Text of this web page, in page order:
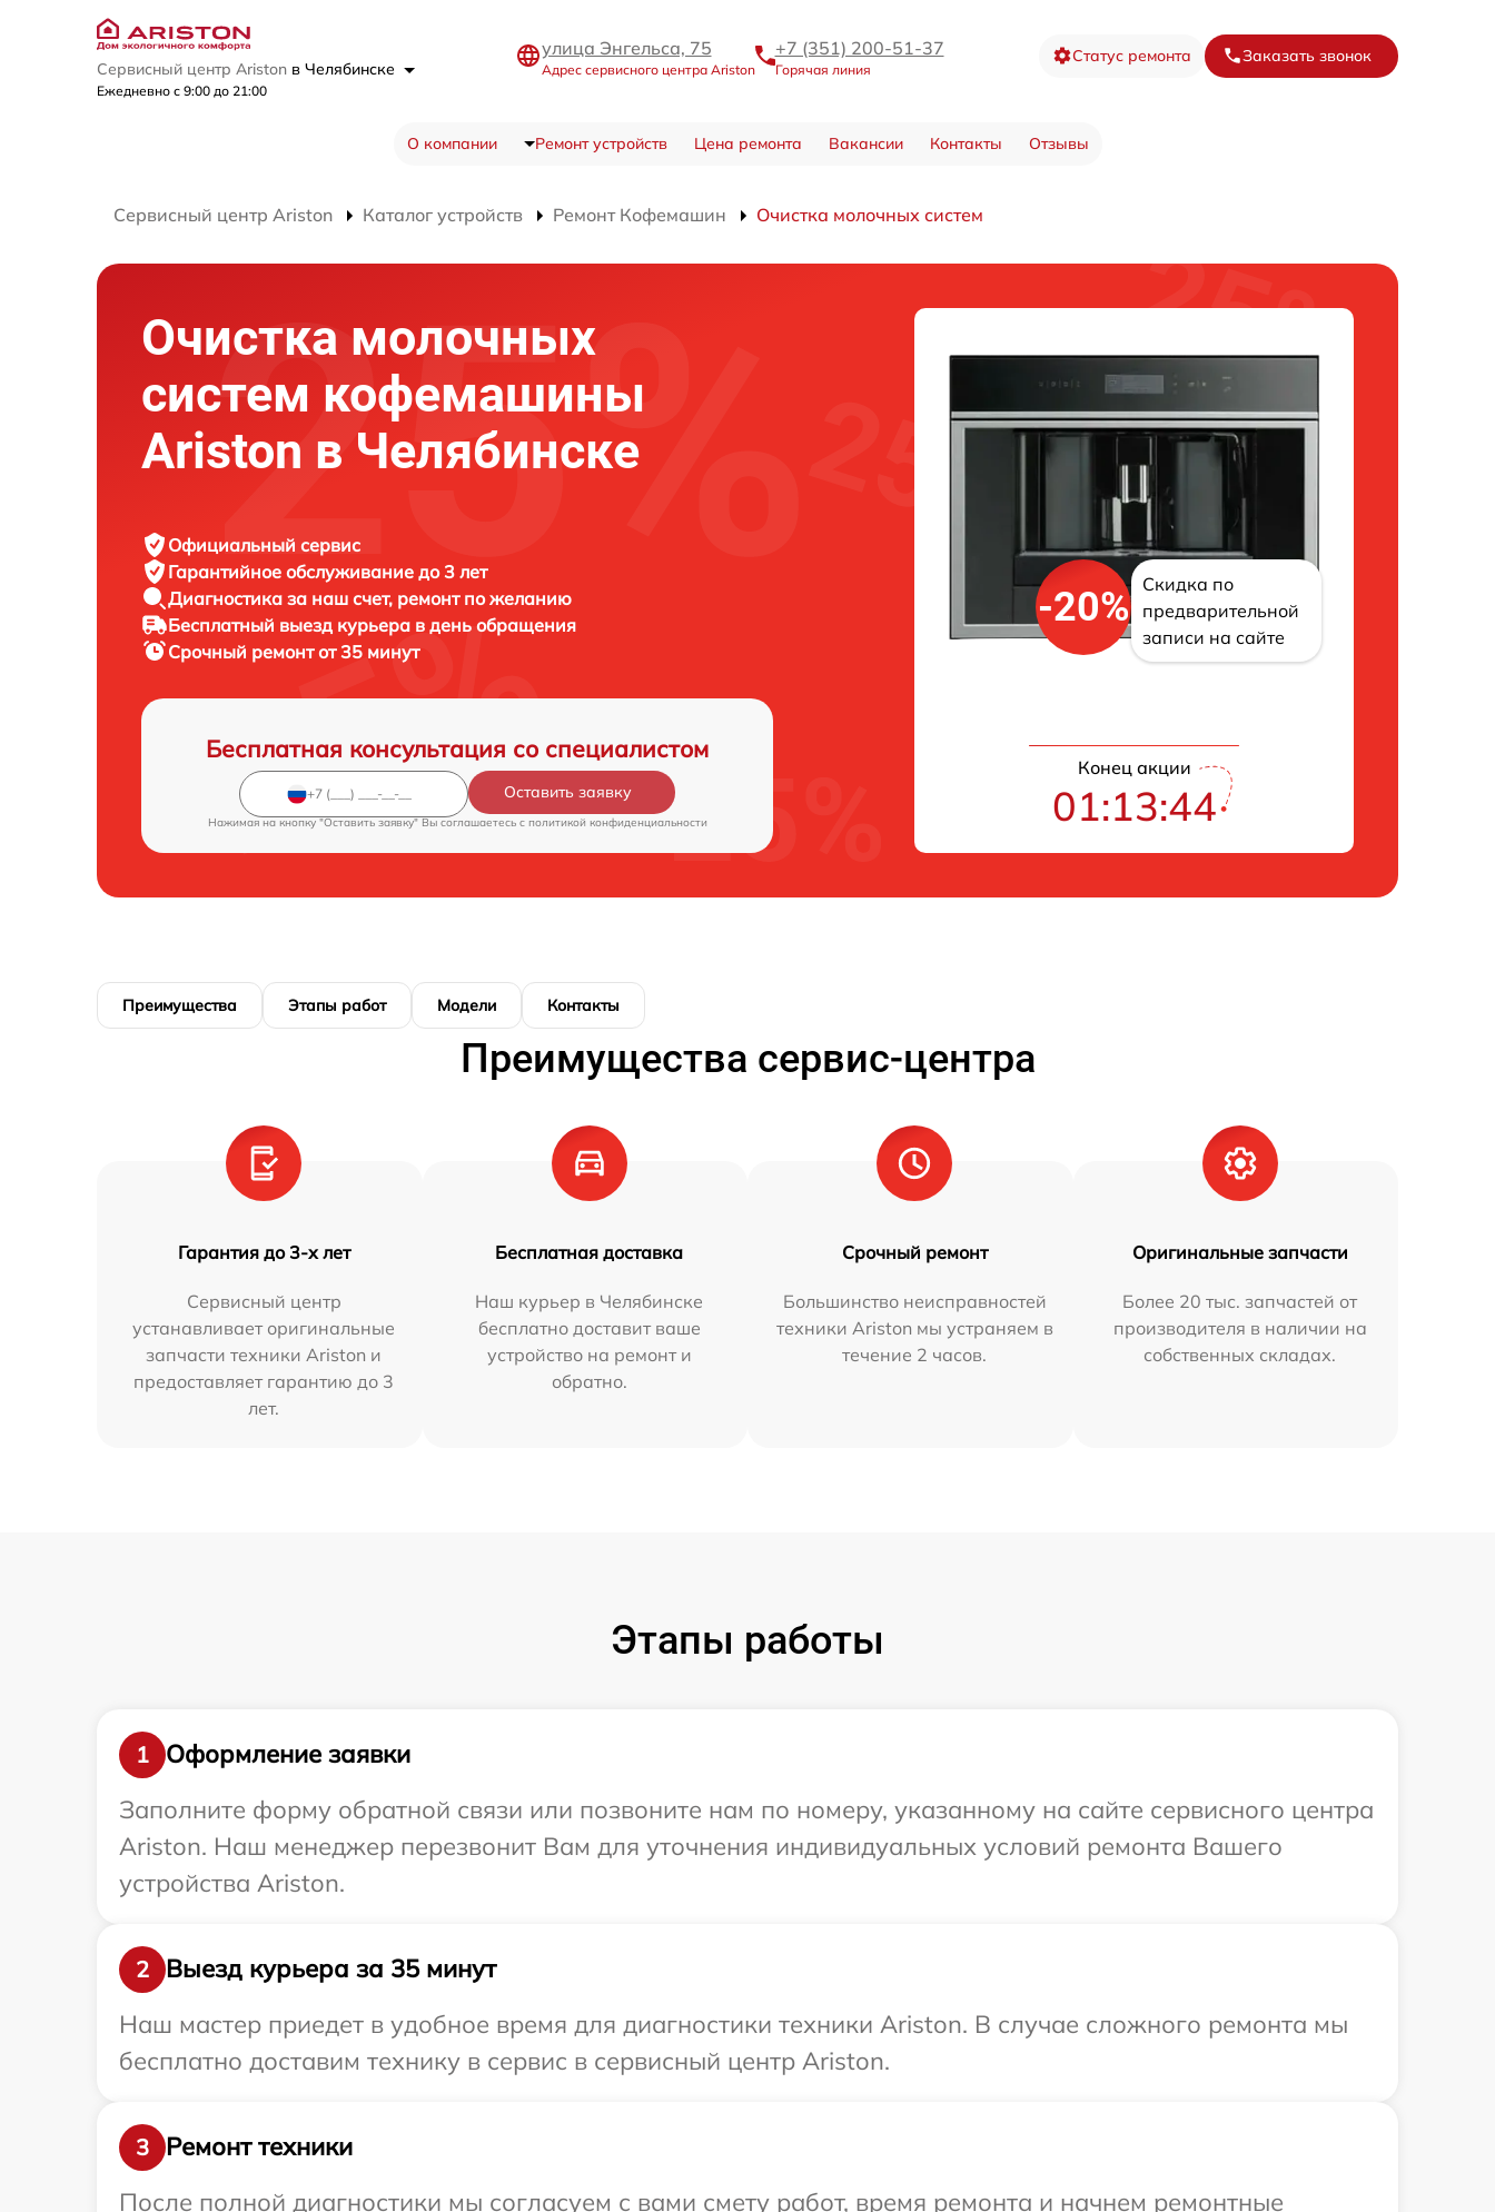
Сервисный центр Ariston в Челябинске
Ежедневно с 9:00 до 21:00
улица Энгельса, 75
Адрес сервисного центра Ariston
+7 (351) 200-51-37
Горячая линия
Статус ремонта Заказать звонок
О компании Ремонт устройств Цена ремонта Вакансии Контакты Отзывы
Сервисный центр Ariston Каталог устройств Ремонт Кофемашин Очистка молочных систем
Очистка молочных
систем кофемашины
Ariston в Челябинске
Официальный сервис
Гарантийное обслуживание до 3 лет
Диагностика за наш счет, ремонт по желанию
Бесплатный выезд курьера в день обращения
Срочный ремонтот 35 минут
Бесплатная консультация со специалистом
Оставить заявку
Нажимая на кнопку "Оставить заявку" Вы соглашаетесь c политикой конфиденциальности
-20%
Скидка по
предварительной
записи на сайте
Конец акции
01:13:43
Преимущества Этапы работ Модели Контакты
Преимущества сервис-центра
Гарантия до 3-х лет
Сервисный центр
устанавливает оригинальные
запчасти техники Ariston и
предоставляет гарантию до 3
лет.
Бесплатная доставка
Наш курьер в Челябинске
бесплатно доставит ваше
устройство на ремонт и
обратно.
Срочный ремонт
Большинство неисправностей
техники Ariston мы устраняем в
течение 2 часов.
Оригинальные запчасти
Более 20 тыс. запчастей от
производителя в наличии на
собственных складах.
Этапы работы
1
Оформление заявки
Заполните форму обратной связи или позвоните нам по номеру, указанному на сайте сервисного центра
Ariston. Наш менеджер перезвонит Вам для уточнения индивидуальных условий ремонта Вашего
устройства Ariston.
2
Выезд курьера за 35 минут
Наш мастер приедет в удобное время для диагностики техники Ariston. В случае сложного ремонта мы
бесплатно доставим технику в сервис в сервисный центр Ariston.
3
Ремонт техники
После полной диагностики мы согласуем с вами смету работ, время ремонта и начнем ремонтные